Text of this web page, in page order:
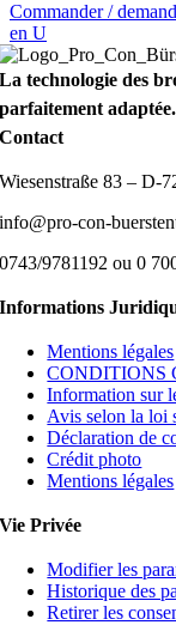
Commander /
en U
La technologie des
parfaitement adaptée.
Contact
Wiesenstraße 83 – D-
info@pro-con-
0743/9781192 ou 0
Informations
Mentions légales
CONDITIONS
Information sur
Avis selon la loi
Déclaration de
Crédit photo
Mentions légales
Vie Privée
Modifier les
Historique des
Retirer les